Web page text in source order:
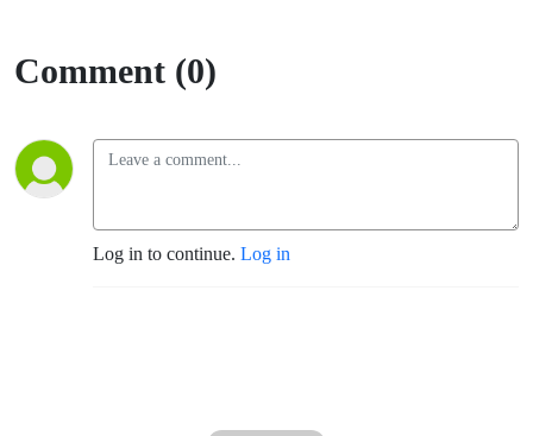
Comment (0)
Log in to continue. Log in